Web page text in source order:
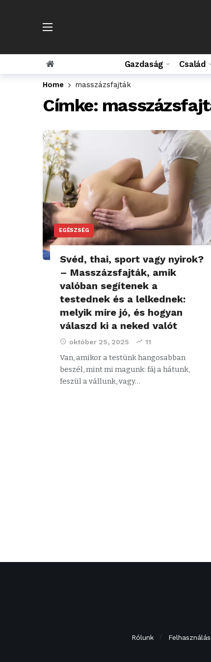
Gazdaság Család
Home masszázsfajták
Címke:
EGÉSZSÉG
Svéd, thai, sport vagy nyirok?
– Masszázsfajták, amik
valóban segítenek a
testednek és a lelkednek:
melyik mire jó, és hogyan
válaszd ki a neked valót
október 25, 2025 11
Van, amikor a testünk hangosabban
beszél, mint mi magunk: fáj a hátunk,
feszül a vállunk, vagy…
Rólunk